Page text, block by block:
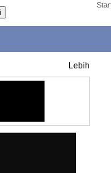
Lebih